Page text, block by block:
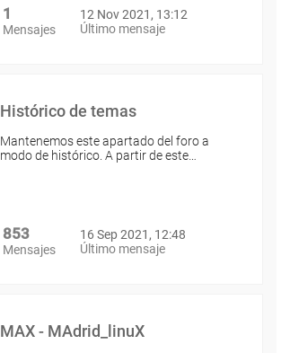
1
Mensajes
12 Nov 2021, 13:12
Último mensaje
Histórico de temas
Mantenemos este apartado del foro a
modo de histórico. A partir de este…
853
Mensajes
16 Sep 2021, 12:48
Último mensaje
MAX - MAdrid_linuX